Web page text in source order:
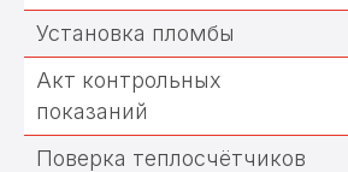
Установка пломбы
Акт контрольных
показаний
Поверка теплосчётчиков
Мы осуществляем услуги по
поверке счетчиков, а также
занимаемся установкой, заменой
и обслуживанием приборов
учета.